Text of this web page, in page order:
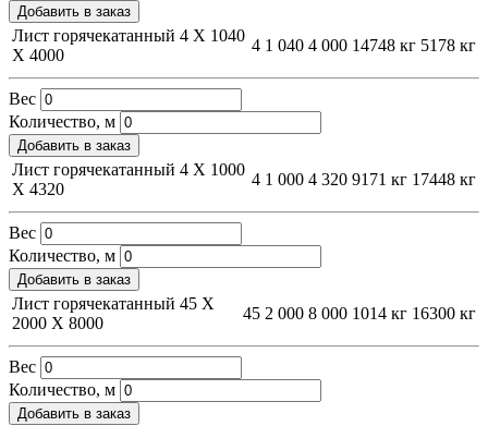
Добавить в заказ
Лист горячекатанный 4 Х 1040
Х 4000
4 1 040 4 000 14748 кг 5178 кг
Вес
Количество, м
Добавить в заказ
Лист горячекатанный 4 Х 1000
Х 4320
4 1 000 4 320 9171 кг 17448 кг
Вес
Количество, м
Добавить в заказ
Лист горячекатанный 45 Х
2000 Х 8000
45 2 000 8 000 1014 кг 16300 кг
Вес
Количество, м
Добавить в заказ